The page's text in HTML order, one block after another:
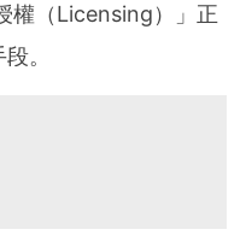
權（Licensing）」正
。